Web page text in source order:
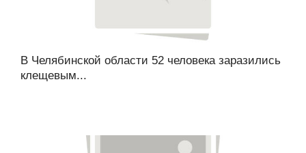
В Челябинской области 52 человека заразились
клещевым...